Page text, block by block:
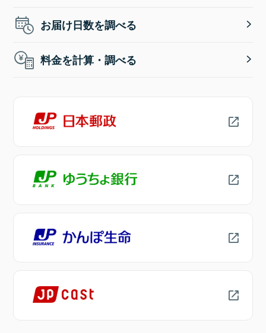
お届け日数を調べる
料金を計算・調べる